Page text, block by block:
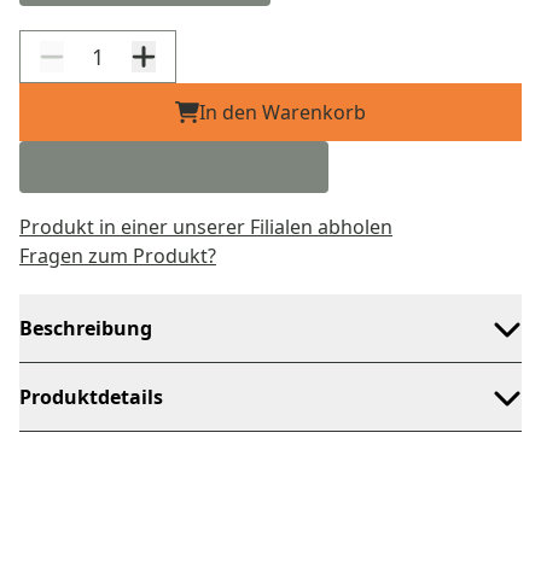
In den Warenkorb
Produkt in einer unserer Filialen abholen
Fragen zum Produkt?
Beschreibung
Produktdetails